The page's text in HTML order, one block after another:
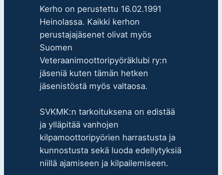
Kerho on perustettu 16.02.1991
Heinolassa. Kaikki kerhon
perustajajäsenet olivat myös
Suomen
Veteraanimoottoripyöräklubi ry:n
jäseniä kuten tämän hetken
jäsenistöstä myös valtaosa.
SVKMK:n tarkoituksena on edistää
ja ylläpitää vanhojen
kilpamoottoripyörien harrastusta ja
kunnostusta sekä luoda edellytyksiä
niillä ajamiseen ja kilpailemiseen.